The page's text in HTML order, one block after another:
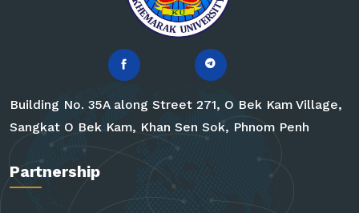
Building No. 35A along Street 271, O Bek Kam Village,
Sangkat O Bek Kam, Khan Sen Sok, Phnom Penh
Partnership